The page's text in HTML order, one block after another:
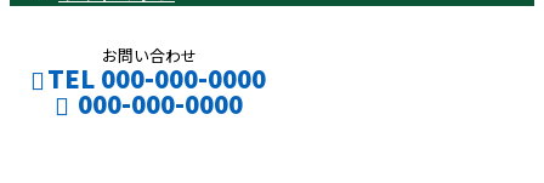
お問い合わせ
TEL 000-000-0000
000-000-0000